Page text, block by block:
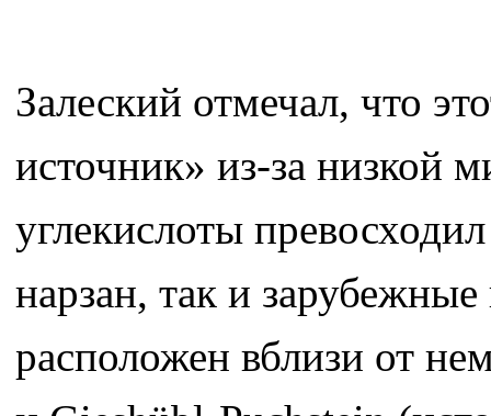
Залеский отмечал, что
источник» из-за низкой
углекислоты
нарзан, так и
расположен вблизи от